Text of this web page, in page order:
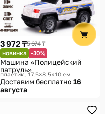
3 972 ₸5 674 ₸
новинка -30%
Машина «Полицейский
патруль»
пластик, 17.5×8.5×10 см
Доставим бесплатно 16
августа